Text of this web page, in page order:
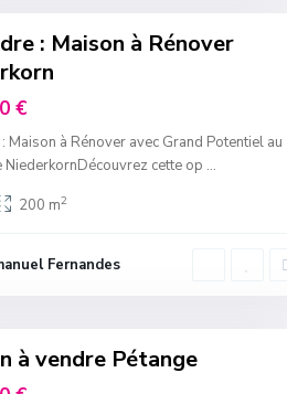
: Maison à Rénover
€
Maison à Rénover avec Grand Potentiel au
NiederkornDécouvrez cette op ...
200 m2
Fernandes
à vendre Pétange